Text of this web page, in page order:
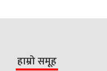
हाम्रो समूह